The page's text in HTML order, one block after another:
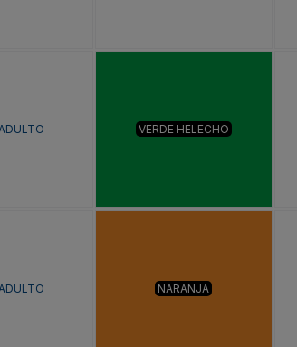
VERDE HELECHO
NARANJA